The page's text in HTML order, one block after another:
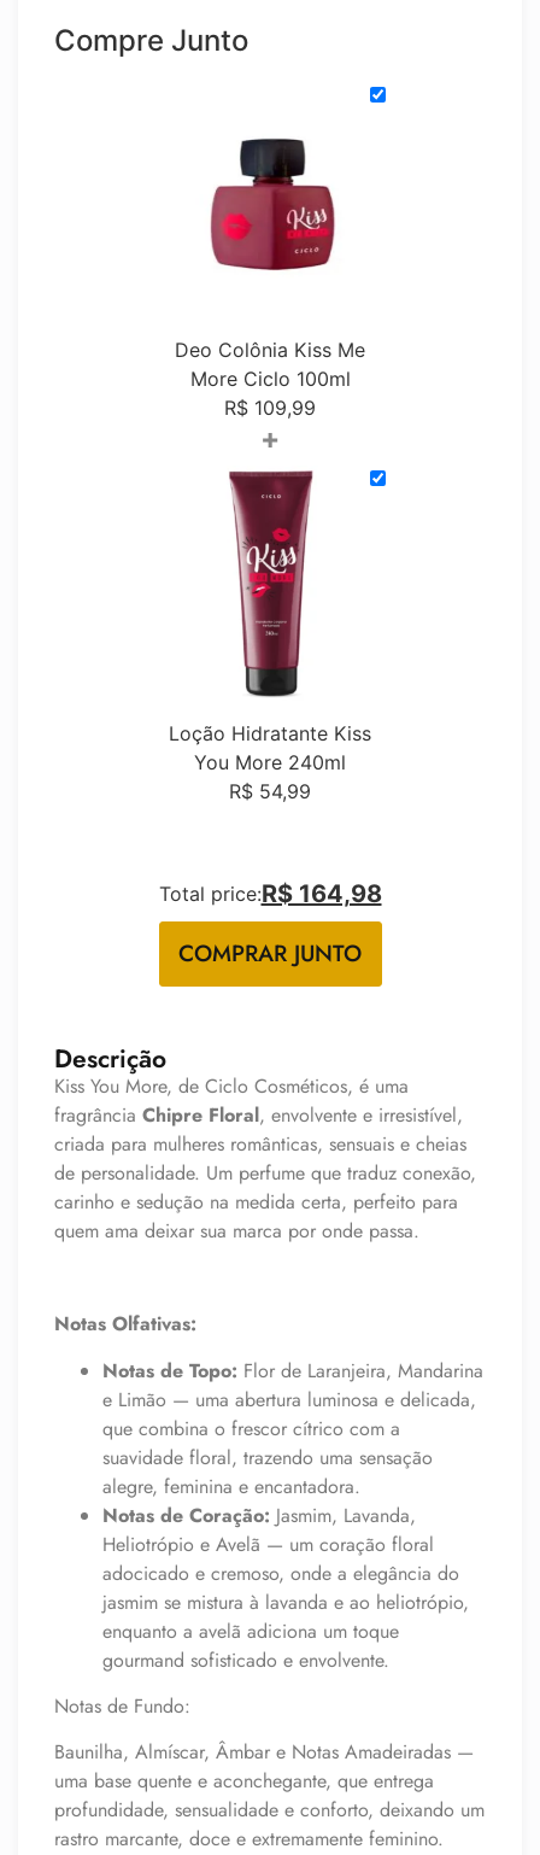
Compre Junto
Deo Colônia Kiss Me
More Ciclo 100ml
R$ 109,99
+
Loção Hidratante Kiss
You More 240ml
R$ 54,99
Total price:R$ 164,98
COMPRAR JUNTO
Descrição
Kiss You More, de Ciclo Cosméticos, é uma
fragrância Chipre Floral, envolvente e irresistível,
criada para mulheres românticas, sensuais e cheias
de personalidade. Um perfume que traduz conexão,
carinho e sedução na medida certa, perfeito para
quem ama deixar sua marca por onde passa.
Notas Olfativas:
Notas de Topo: Flor de Laranjeira, Mandarina
e Limão — uma abertura luminosa e delicada,
que combina o frescor cítrico com a
suavidade floral, trazendo uma sensação
alegre, feminina e encantadora.
Notas de Coração: Jasmim, Lavanda,
Heliotrópio e Avelã — um coração floral
adocicado e cremoso, onde a elegância do
jasmim se mistura à lavanda e ao heliotrópio,
enquanto a avelã adiciona um toque
gourmand sofisticado e envolvente.
Notas de Fundo:
Baunilha, Almíscar, Âmbar e Notas Amadeiradas —
uma base quente e aconchegante, que entrega
profundidade, sensualidade e conforto, deixando um
rastro marcante, doce e extremamente feminino.